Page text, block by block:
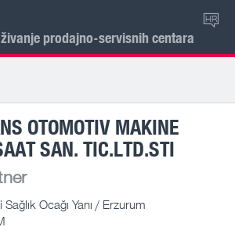
prodajno-servisnih centara
HR
OTOMOTIV MAKINE
SAN. TIC.LTD.STI
Ocağı Yanı / Erzurum